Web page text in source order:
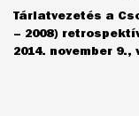
Tárlatvezetés a
– 2008)
2014. november